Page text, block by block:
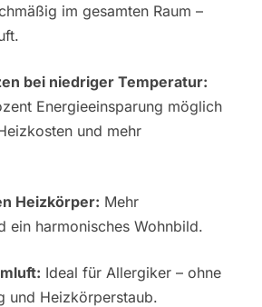
im gesamten Raum –
bei niedriger Temperatur:
Energieeinsparung möglich
und mehr
Heizkörper: Mehr
ein harmonisches Wohnbild.
Ideal für Allergiker – ohne
und Heizkörperstaub.